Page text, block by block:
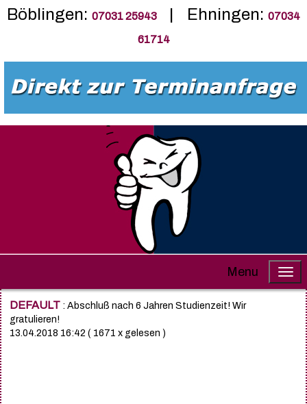
Böblingen: 07031 25943 | Ehningen: 07034
61714
Menu
DEFAULT: Abschluß nach 6 Jahren Studienzeit! Wir
gratulieren!
13.04.2018 16:42 ( 1671 x gelesen )